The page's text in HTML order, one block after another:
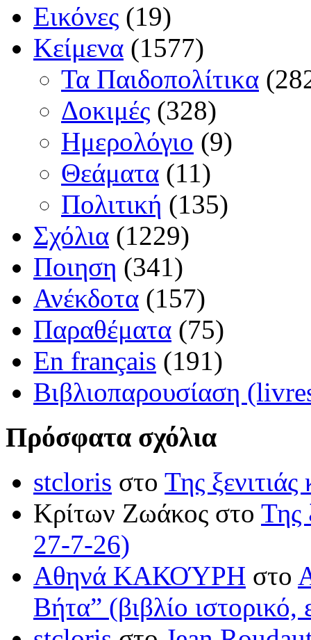
Εικόνες (19)
Κείμενα (1577)
Τα Παιδοπολίτικα
Δοκιμές (328)
Ημερολόγιο (9)
Θεάματα (11)
Πολιτική (135)
Σχόλια (1229)
Ποιηση (341)
Ανέκδοτα (157)
Παραθέματα (75)
En français (191)
Βιβλιοπαρουσίαση
Πρόσφατα σχόλια
stcloris στο Της
Κρίτων Ζωάκος στο Της
27-7-26)
Αθηνά ΚΑΚΟΎΡΗ στο
Βήτα” (βιβλίο